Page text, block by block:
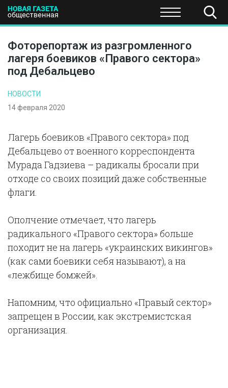
ПОЛИТИКА ЭКОНОМИКА НАУКА И
Фоторепортаж из разгромленного
лагеря боевиков «Правого сектора»
под Дебальцево
НОВОСТИ
14 февраля 2020
Лагерь боевиков «Правого сектора» под
Дебальцево от военного корреспондента
Мурада Гадзиева – радикалы бросали при
отходе со своих позиций даже собственные
флаги.
Ополчение отмечает, что лагерь
радикального «Правого сектора» больше
походит не на лагерь «украинских викингов»
(как сами боевики себя называют), а на
«лежбище бомжей».
Напомним, что официально «Правый сектор»
запрещен в России, как экстремистская
организация.